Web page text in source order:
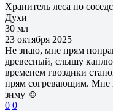
Хранитель леса по
Духи
30 мл
23 октября 2025
Не знаю, мне прям
древесный, слышу
временем гвоздики
прям согревающим. Мне
зиму ☺️
0 0